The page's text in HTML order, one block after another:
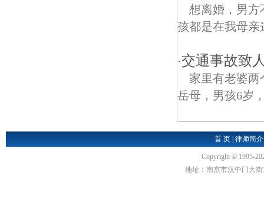
想离婚，男方
孩都是在我母亲
·交通事故致
家里有老婆
岳母，男孩6岁
首 页 |律师简介
Copyright © 1995-
地址：南京市汉中门大街